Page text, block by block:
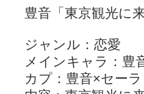
豊音「東京観光に
ジャンル：恋愛
メインキャラ：豊
カプ：豊音×セーラ